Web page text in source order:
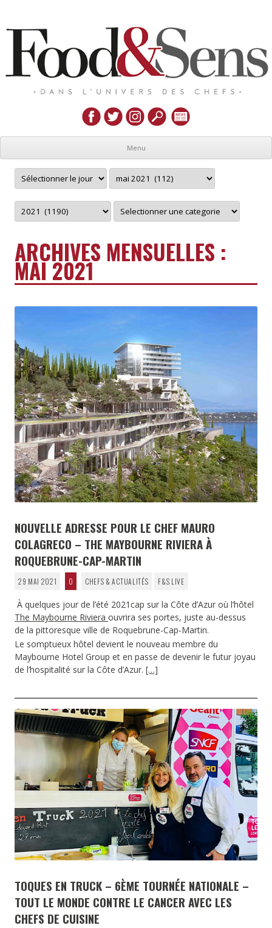
Menu
ARCHIVES MENSUELLES :
MAI 2021
NOUVELLE ADRESSE POUR LE CHEF MAURO
COLAGRECO – THE MAYBOURNE RIVIERA À
ROQUEBRUNE-CAP-MARTIN
29 MAI 2021 0 CHEFS & ACTUALITÉS F&S LIVE
À quelques jour de l’été 2021cap sur la Côte d’Azur où l’hôtel
The Maybourne Riviera ouvrira ses portes, juste au-dessus
de la pittoresque ville de Roquebrune-Cap-Martin.
Le somptueux hôtel devient le nouveau membre du
Maybourne Hotel Group et en passe de devenir le futur joyau
de l’hospitalité sur la Côte d’Azur. […]
TOQUES EN TRUCK – 6ÈME TOURNÉE NATIONALE –
TOUT LE MONDE CONTRE LE CANCER AVEC LES
CHEFS DE CUISINE